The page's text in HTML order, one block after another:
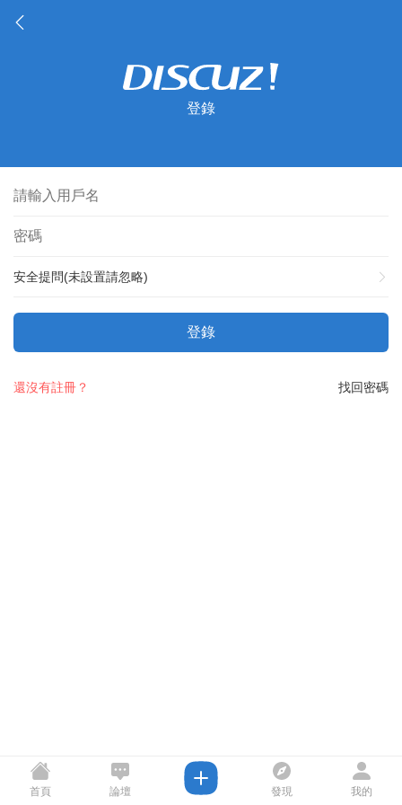
登錄
安全提問(未設置請忽略)
登錄
找回密碼
還沒有註冊？
首頁 論壇 發現 我的